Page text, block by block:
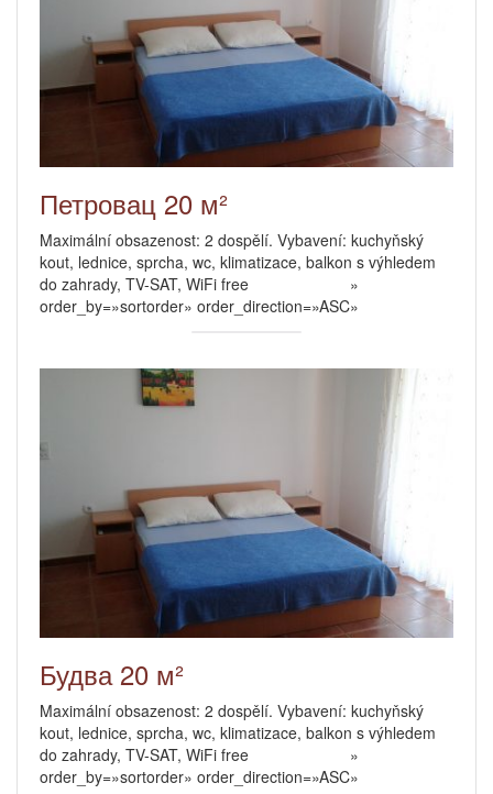
Петровац 20 м²
Maximální obsazenost: 2 dospělí. Vybavení: kuchyňský
kout, lednice, sprcha, wc, klimatizace, balkon s výhledem
do zahrady, TV-SAT, WiFi free »
order_by=»sortorder» order_direction=»ASC»
Будва 20 м²
Maximální obsazenost: 2 dospělí. Vybavení: kuchyňský
kout, lednice, sprcha, wc, klimatizace, balkon s výhledem
do zahrady, TV-SAT, WiFi free »
order_by=»sortorder» order_direction=»ASC»